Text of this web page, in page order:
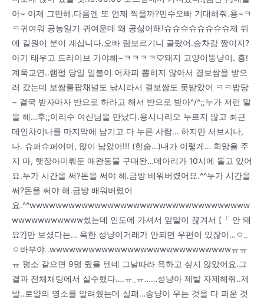
아~ 이제 그만해.다음엔 또 언제 찍을까?민수오빠 기대해줘.용~ㅋ
ㅋ귀여워 공능일기 귀여운데 왜 공싫어해!슈슈슈슈슈슈슈슈제 뒤
에 길원이 분이 계십니다.오빠 람보르기니 골랐어.승차감 짱이지?
아기 태우고 드라이브 가야해~ㅋㅋㅋㅋ♡돼지 고양이뚱냥이. 흥!
계욱교연..램펄 당일 일불이 어차피 뽑히지 않아서 결보쌈을 받으
러 갔는데 보쌈룰팝채널도 낚시라서 결보쌈도 못받았어 ㅋㅋ밥당
~ 결국 받자마자 반으로 하라고 해서 반으로 받아^/^;;누가 저런 말
을 해…후;;이리수 여신님을 만났다.용시나리오 누르지 않고 최근
메인차이나를 마지막에 남기고 다 누른 사람… 하지만 서브시나,
나. 슈퍼슈퍼어머, 많이 남았어!!! (한숨…)내가 이렇게… 희망을 주
지 마, 햇장아미뤄둔 애완동물 구매완…메아리가 10시에 돌고 있어
요.누가 시간을 써?돈을 써야 해.금방 배워버렸어요.^^누가 시간을
써?돈을 써야 해.금방 배워버렸어
요.^^wwwwwwwwwwwwwwwwwwwwwwwwwwwwwwwwww
wwwwwwwwwww썼는데 인도에 가셔서 앞말이 끊겨서 [「 안 돼
요?]만 보셨다는… 욕한 성냥이거래가 안되면 우편이 있잖아…ㅇ_
ㅇ바부야..wwwwwwwwwwwwwwwwwwwwwwwwwwwwㅠㅠ
ㅠ 평소 같으면 9명 줬을 텐데 그날따라 욕하고 싶지 않았어요.그
결과 전체채팅에서 실수했다….ㅠ_ㅠ……성냥아 제발 자제해줘..제
발..로얄의 명소를 알려줬는데 실패…송냥이 우는 것을 다 피운 것